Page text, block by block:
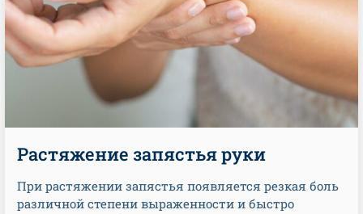
Растяжение запястья руки
При растяжении запястья появляется резкая боль
различной степени выраженности и быстро